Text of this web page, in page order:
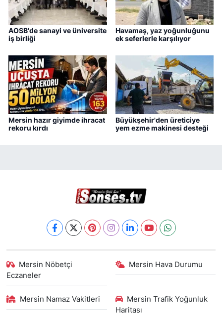
AOSB'de sanayi ve üniversite
iş birliği
Havamaş, yaz yoğunluğunu
ek seferlerle karşılıyor
Mersin hazır giyimde ihracat
rekoru kırdı
Büyükşehir'den üreticiye
yem ezme makinesi desteği
Mersin Nöbetçi
Eczaneler
Mersin Hava Durumu
Mersin Namaz Vakitleri
Mersin Trafik Yoğunluk
Haritası